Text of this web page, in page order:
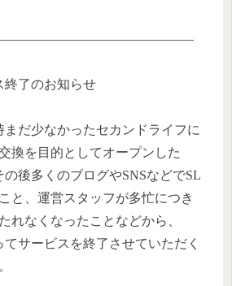
了のお知らせ
まだ少なかったセカンドライフに
換を目的としてオープンした
後多くのブログやSNSなどでSL
と、運営スタッフが多忙につき
れなくなったことなどから、
てサービスを終了させていただく